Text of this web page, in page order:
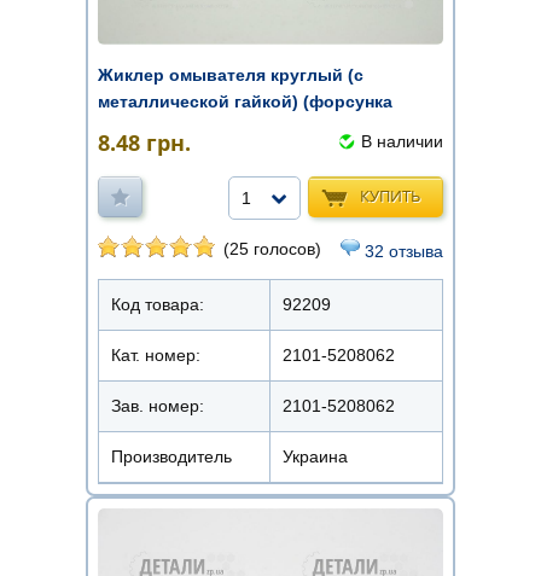
Жиклер омывателя круглый (с
металлической гайкой) (форсунка
8.48 грн. В наличии
КУПИТЬ
1
(25 голосов) 32 отзыва
Код товара: 92209
Кат. номер: 2101-5208062
Зав. номер: 2101-5208062
Производитель Украина